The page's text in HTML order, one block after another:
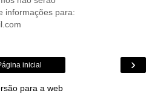
informações para:
›
inicial
para a web